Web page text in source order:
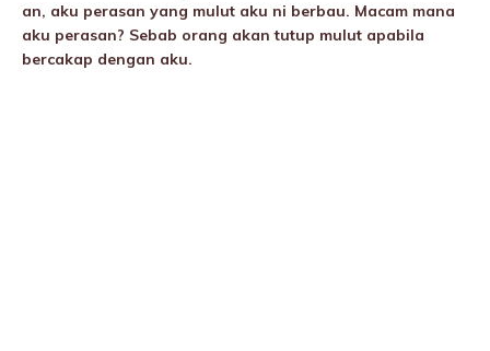
an, aku perasan yang mulut aku ni berbau. Macam mana
aku perasan? Sebab orang akan tutup mulut apabila
bercakap dengan aku.